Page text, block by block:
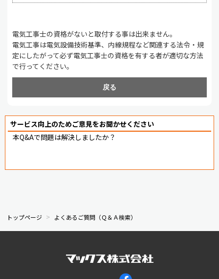
電気工事士の資格がないと取付する事は出来ません。
電気工事は電気設備技術基準、内線規程など関連する法令・規
定にしたがって必ず電気工事士の資格を有する者が適切な方法
で行ってください。
戻る
サービス向上のためご意見をお聞かせください
本Q&Aで問題は解決しましたか？
トップページ よくあるご質問（Ｑ＆Ａ検索）